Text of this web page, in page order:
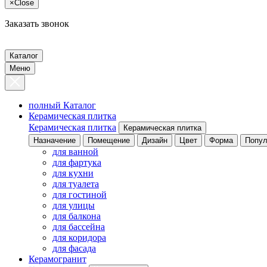
×Close
Заказать звонок
Каталог
Меню
полный Каталог
Керамическая плитка
Керамическая плитка
Керамическая плитка
Назначение
Помещение Дизайн Цвет Форма
для ванной
для фартука
для кухни
для туалета
для гостиной
для улицы
для балкона
для бассейна
для коридора
для фасада
Керамогранит